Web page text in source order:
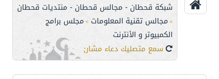
شبكة قحطان - مجالس قحطان - منتديات قحطان
> مجالس تقنية المعلومات > مجلس برامج
الكمبيوتر و الأنترنت
سمع متصليك دعاء مشاري العفاسي